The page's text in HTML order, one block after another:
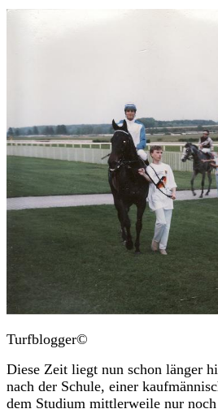
Turfblogger©
Diese Zeit liegt nun schon länger
nach der Schule, einer
dem Studium mittlerweile nur